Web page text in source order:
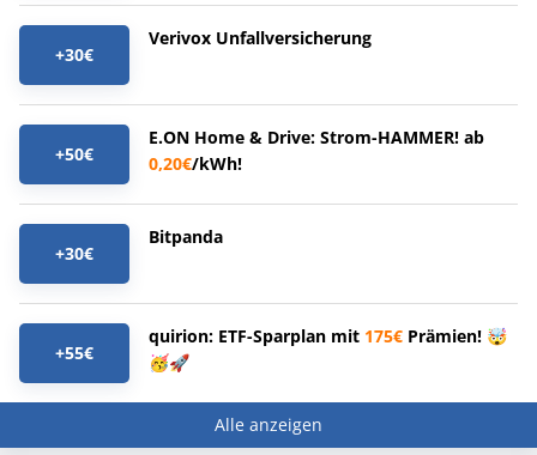
+30€
Verivox Unfallversicherung
+50€
E.ON Home & Drive: Strom-HAMMER! ab
0,20€/kWh!
+30€
Bitpanda
+55€
quirion: ETF-Sparplan mit 175€ Prämien! 🤯
🥳🚀
Alle anzeigen